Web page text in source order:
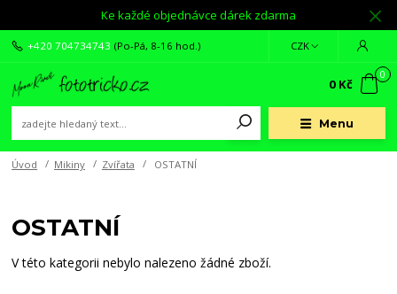
Ke každé objednávce dárek zdarma
Menu
CZK
+420 704734743 (Po-Pá, 8-16 hod.)
0
0 Kč
Úvod Mikiny Zvířata OSTATNÍ
OSTATNÍ
V této kategorii nebylo nalezeno žádné zboží.